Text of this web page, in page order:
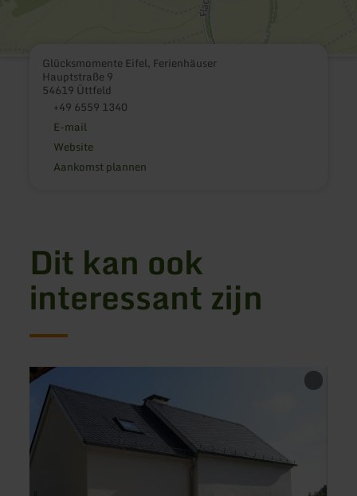
Glücksmomente Eifel, Ferienhäuser
Hauptstraße 9
54619 Üttfeld
+49 6559 1340
E-mail
Website
Aankomst plannen
Dit kan ook
interessant zijn
meer
informatie
over:
Hetzgeshof